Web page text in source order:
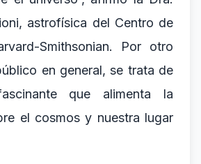
astrofísica del Centro de
Smithsonian. Por otro
en general, se trata de
que alimenta la
el cosmos y nuestra lugar